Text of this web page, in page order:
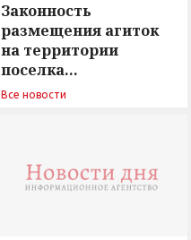
Законность
размещения агиток
на территории
поселка
Новосергиевка
Все новости